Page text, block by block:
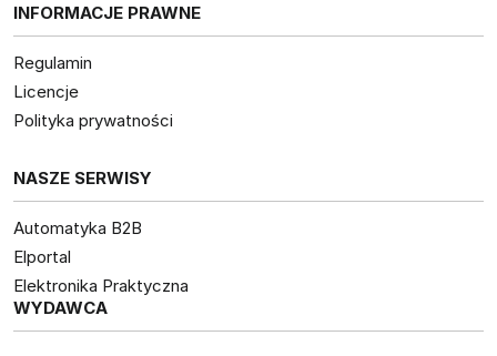
INFORMACJE PRAWNE
Regulamin
Licencje
Polityka prywatności
NASZE SERWISY
Automatyka B2B
Elportal
Elektronika Praktyczna
WYDAWCA